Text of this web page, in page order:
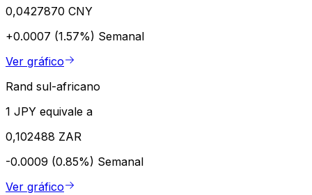
0,0427870 CNY
+0.0007 (1.57%) Semanal
Ver gráfico
Rand sul-africano
1 JPY equivale a
0,102488 ZAR
-0.0009 (0.85%) Semanal
Ver gráfico